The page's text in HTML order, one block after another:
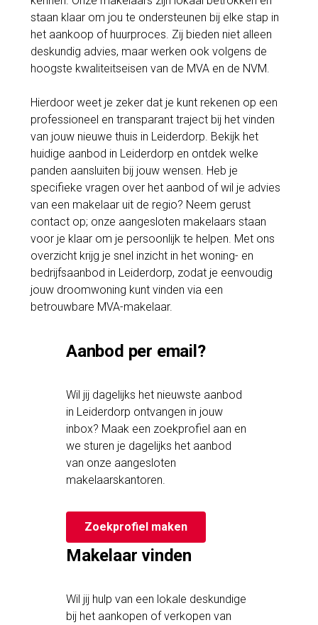
staan klaar om jou te ondersteunen bij elke stap in
het aankoop of huurproces. Zij bieden niet alleen
deskundig advies, maar werken ook volgens de
hoogste kwaliteitseisen van de MVA en de NVM.
Hierdoor weet je zeker dat je kunt rekenen op een
professioneel en transparant traject bij het vinden
van jouw nieuwe thuis in Leiderdorp. Bekijk het
huidige aanbod in Leiderdorp en ontdek welke
panden aansluiten bij jouw wensen. Heb je
specifieke vragen over het aanbod of wil je advies
van een makelaar uit de regio? Neem gerust
contact op; onze aangesloten makelaars staan
voor je klaar om je persoonlijk te helpen. Met ons
overzicht krijg je snel inzicht in het woning- en
bedrijfsaanbod in Leiderdorp, zodat je eenvoudig
jouw droomwoning kunt vinden via een
betrouwbare MVA-makelaar.
Aanbod per email?
Wil jij dagelijks het nieuwste aanbod
in Leiderdorp ontvangen in jouw
inbox? Maak een zoekprofiel aan en
we sturen je dagelijks het aanbod
van onze aangesloten
makelaarskantoren.
Zoekprofiel maken
Makelaar vinden
Wil jij hulp van een lokale deskundige
bij het aankopen of verkopen van